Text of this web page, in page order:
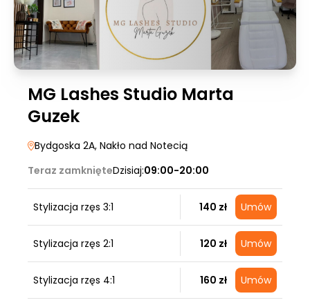
MG Lashes Studio Marta
Guzek
Bydgoska 2A, Nakło nad Notecią
Teraz zamknięteDzisiaj:09:00-20:00
Stylizacja rzęs 3:1 140 zł Umów
Stylizacja rzęs 2:1 120 zł Umów
Stylizacja rzęs 4:1 160 zł Umów